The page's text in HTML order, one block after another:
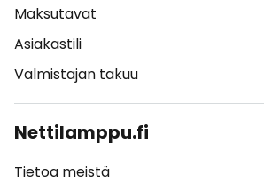
Maksutavat
Asiakastili
Valmistajan takuu
Nettilamppu.fi
Tietoa meistä